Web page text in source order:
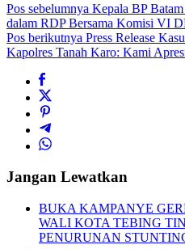
Pos sebelumnya Kepala BP
dalam RDP Bersama Komisi VI
Pos berikutnya Press Release
Kapolres Tanah Karo: Kami
Jangan Lewatkan
BUKA KAMPANYE
WALI KOTA TEBING
PENURUNAN